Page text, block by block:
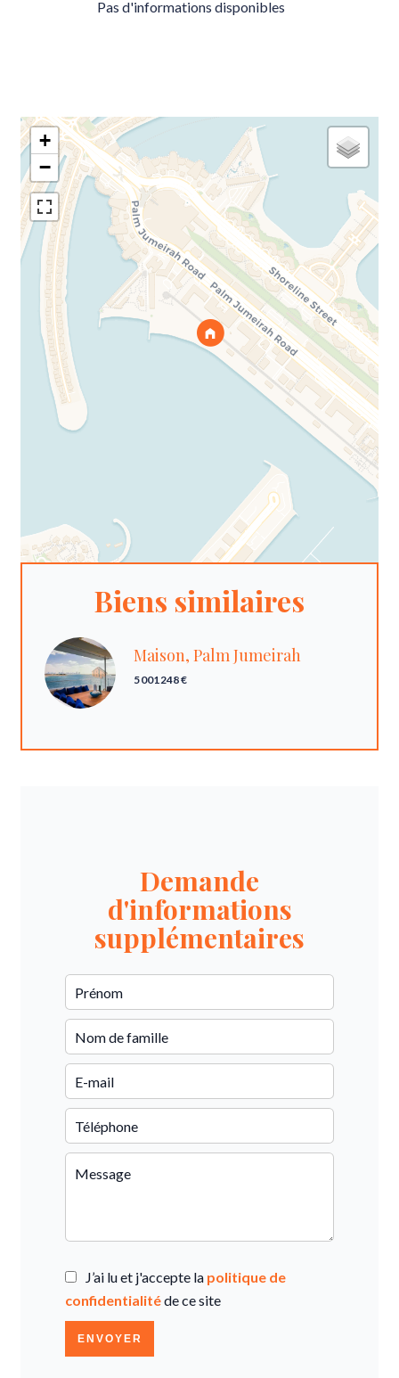
Pas d'informations disponibles
+
−
Biens similaires
Maison, Palm Jumeirah
5 001 248 €
Demande
d'informations
supplémentaires
J’ai lu et j'accepte la politique de
confidentialitéde ce site
ENVOYER